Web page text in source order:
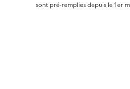
sont pré-remplies depuis le 1er